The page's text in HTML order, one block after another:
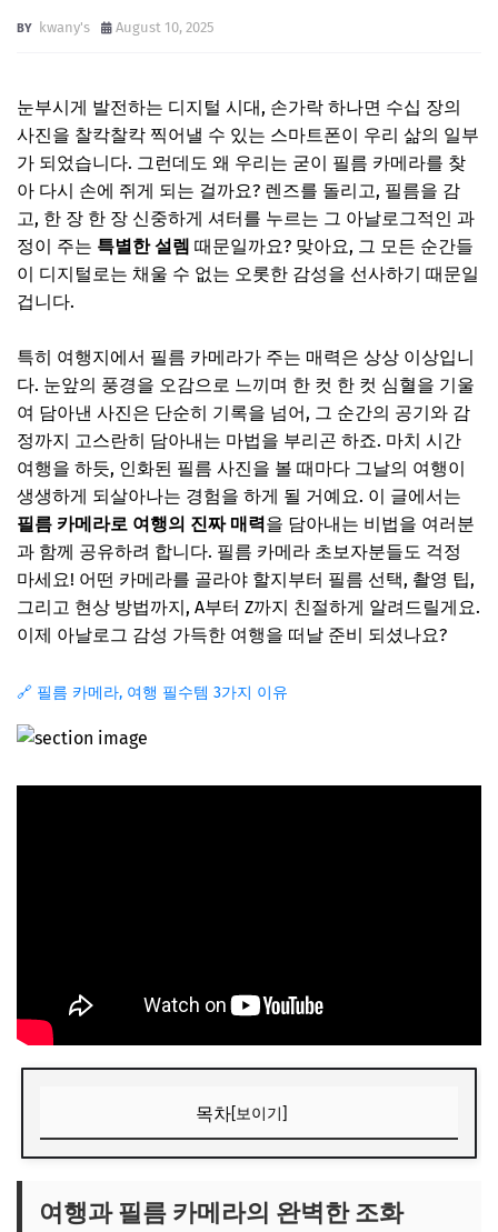
kwany's August 10, 2025
눈부시게 발전하는 디지털 시대, 손가락 하나면 수십 장의
사진을 찰칵찰칵 찍어낼 수 있는 스마트폰이 우리 삶의 일부
가 되었습니다. 그런데도 왜 우리는 굳이 필름 카메라를 찾
아 다시 손에 쥐게 되는 걸까요? 렌즈를 돌리고, 필름을 감
고, 한 장 한 장 신중하게 셔터를 누르는 그 아날로그적인 과
정이 주는 특별한 설렘 때문일까요? 맞아요, 그 모든 순간들
이 디지털로는 채울 수 없는 오롯한 감성을 선사하기 때문일
겁니다.
특히 여행지에서 필름 카메라가 주는 매력은 상상 이상입니
다. 눈앞의 풍경을 오감으로 느끼며 한 컷 한 컷 심혈을 기울
여 담아낸 사진은 단순히 기록을 넘어, 그 순간의 공기와 감
정까지 고스란히 담아내는 마법을 부리곤 하죠. 마치 시간
여행을 하듯, 인화된 필름 사진을 볼 때마다 그날의 여행이
생생하게 되살아나는 경험을 하게 될 거예요. 이 글에서는
필름 카메라로 여행의 진짜 매력을 담아내는 비법을 여러분
과 함께 공유하려 합니다. 필름 카메라 초보자분들도 걱정
마세요! 어떤 카메라를 골라야 할지부터 필름 선택, 촬영 팁,
그리고 현상 방법까지, A부터 Z까지 친절하게 알려드릴게요.
이제 아날로그 감성 가득한 여행을 떠날 준비 되셨나요?
🔗 필름 카메라, 여행 필수템 3가지 이유
목차[보이기]
📌 지금 뜨는 꿀정보! 놓치지 마세요
여행과 필름 카메라의 완벽한 조화